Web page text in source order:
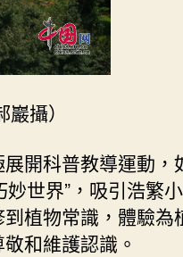
攝）
開科普教導運動，
妙世界”，吸引浩繁
植物常識，體驗為
和維護認識。